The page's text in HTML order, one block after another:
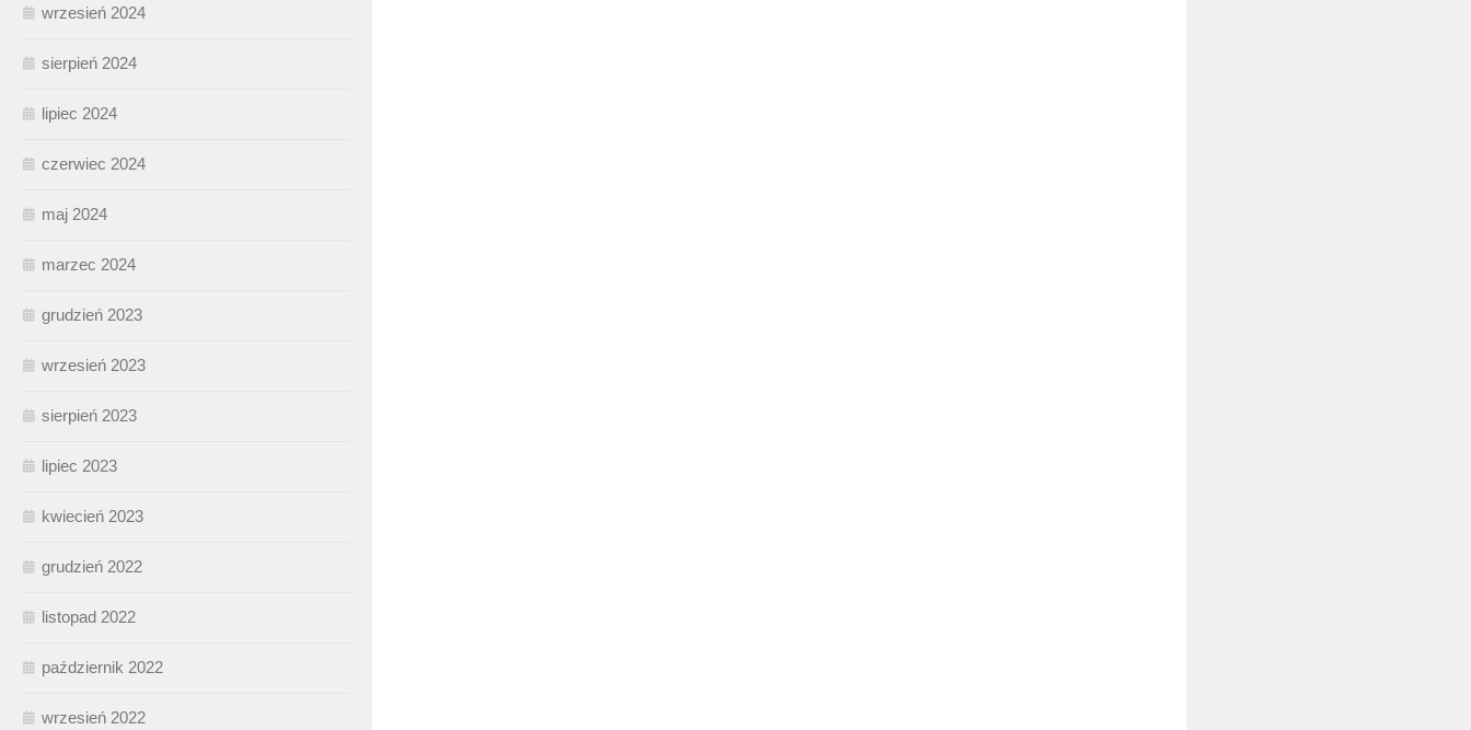
wrzesień 2024
sierpień 2024
lipiec 2024
czerwiec 2024
maj 2024
marzec 2024
grudzień 2023
wrzesień 2023
sierpień 2023
lipiec 2023
kwiecień 2023
grudzień 2022
listopad 2022
październik 2022
wrzesień 2022